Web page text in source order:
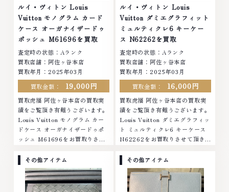
腕時計、多くのお品物の高価買取
りを実現しており、他店ではお値
段の付かなかったお品物でも、一
点一点丁寧に無料で査定します。
お気軽にご連絡ください。TEL:
0120-959-764営業時間: 10:00
～19:00定休日: 年中無休
買取りを実現しており、他店では
お値段の付かなかったお品物で
も、一点一点丁寧に無料で査定し
ます。お気軽にご連絡ください。
TEL: 0120-959-764営業時間:
10:00～19:00定休日: 年中無休
ルイ・ヴィトン Louis
Vuitton モノグラム カード
ケース オーガナイザードゥ
ポッシュ M61696を買取
査定時の状態：Aランク
買取店舗：阿佐ヶ谷本店
買取年月：2025年03月
買取金額：
19,000円
買取虎福 阿佐ヶ谷本店の買取実
績をご覧頂き有難うございます。
Louis Vuitton モノグラム カー
ドケース オーガナイザードゥポ
ッシュ M61696をお買取りさせ
ございました。■地域買取No.1
へ挑戦金 プラチナ ダイヤモンド
ブランド品 ブランド衣類 お酒買
取りのことなら、お任せくださ
ルイ・ヴィトン Louis
Vuitton ダミエグラフィット
ミュルティクレ6 キーケー
ス N62262を買取
査定時の状態：Aランク
買取店舗：阿佐ヶ谷本店
買取年月：2025年03月
買取金額：
16,000円
買取虎福 阿佐ヶ谷本店の買取実
績をご覧頂き有難うございます。
Louis Vuitton ダミエグラフィッ
ト ミュルティクレ6 キーケース
N62262をお買取りさせて頂きま
した。■地域買取No.1へ挑戦金
プラチナ ダイヤモンド ブランド
品 ブランド衣類 お酒買取りのこ
となら、お任せください。なかで
その他アイテム その他アイテム